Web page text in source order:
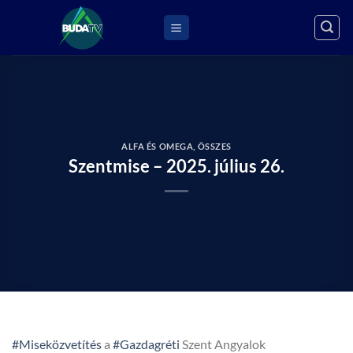
ALFA ÉS OMEGA ÖSSZES
Szentmise – 2025. július 26.
#Miseközvetítésa #Gazdagréti Szent Angyalok